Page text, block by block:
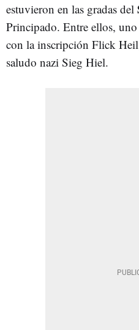
estuvieron en las gradas del
Principado. Entre ellos,
con la inscripción Flick
saludo nazi Sieg Hiel.